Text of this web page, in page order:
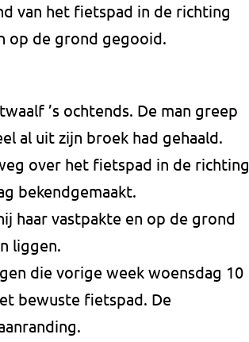
van het fietspad in de richting
op de grond gegooid.
’s ochtends. De man greep
al uit zijn broek had gehaald.
over het fietspad in de richting
bekendgemaakt.
haar vastpakte en op de grond
liggen.
die vorige week woensdag 10
bewuste fietspad. De